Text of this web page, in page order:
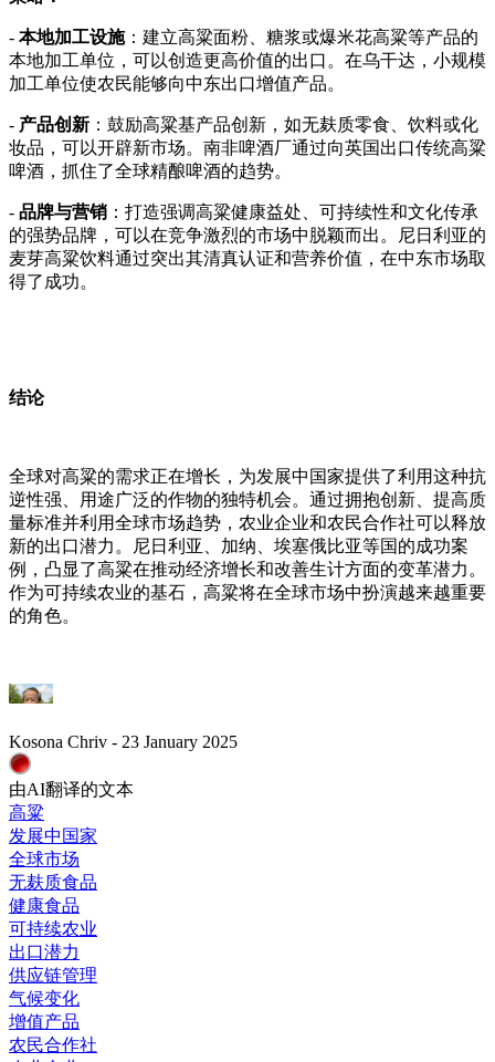
- 本地加工设施：建立高粱面粉、糖浆或爆米花高粱等产品的
本地加工单位，可以创造更高价值的出口。在乌干达，小规模
加工单位使农民能够向中东出口增值产品。
- 产品创新 ：鼓励高粱基产品创新，如无麸质零食、饮料或化
妆品，可以开辟新市场。南非啤酒厂通过向英国出口传统高粱
啤酒，抓住了全球精酿啤酒的趋势。
- 品牌与营销 ：打造强调高粱健康益处、可持续性和文化传承
的强势品牌，可以在竞争激烈的市场中脱颖而出。尼日利亚的
麦芽高粱饮料通过突出其清真认证和营养价值，在中东市场取
得了成功。
结论
全球对高粱的需求正在增长，为发展中国家提供了利用这种抗
逆性强、用途广泛的作物的独特机会。通过拥抱创新、提高质
量标准并利用全球市场趋势，农业企业和农民合作社可以释放
新的出口潜力。尼日利亚、加纳、埃塞俄比亚等国的成功案
例，凸显了高粱在推动经济增长和改善生计方面的变革潜力。
作为可持续农业的基石，高粱将在全球市场中扮演越来越重要
的角色。
Kosona Chriv - 23 January 2025
由AI翻译的文本
高粱
发展中国家
全球市场
无麸质食品
健康食品
可持续农业
出口潜力
供应链管理
气候变化
增值产品
农民合作社